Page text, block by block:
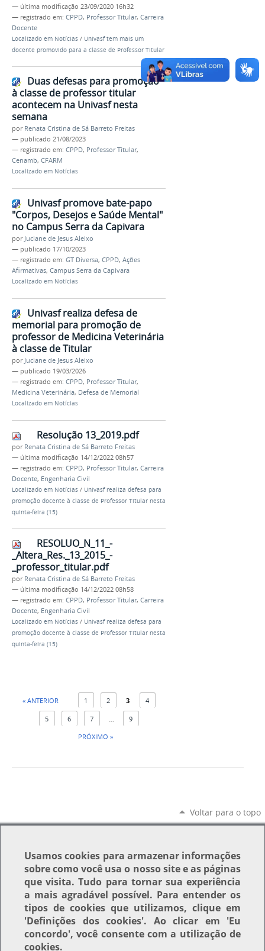
— última modificação 23/09/2020 16h32
— registrado em: CPPD, Professor Titular, Carreira
Docente
Localizado em Notícias / Univasf tem mais um
docente promovido para a classe de Professor Titular
Duas defesas para promoção
à classe de professor titular
acontecem na Univasf nesta
semana
por Renata Cristina de Sá Barreto Freitas
— publicado 21/08/2023
— registrado em: CPPD, Professor Titular,
Cenamb, CFARM
Localizado em Notícias
Univasf promove bate-papo
"Corpos, Desejos e Saúde Mental"
no Campus Serra da Capivara
por Juciane de Jesus Aleixo
— publicado 17/10/2023
— registrado em: GT Diversa, CPPD, Ações
Afirmativas, Campus Serra da Capivara
Localizado em Notícias
Univasf realiza defesa de
memorial para promoção de
professor de Medicina Veterinária
à classe de Titular
por Juciane de Jesus Aleixo
— publicado 19/03/2026
— registrado em: CPPD, Professor Titular,
Medicina Veterinária, Defesa de Memorial
Localizado em Notícias
Resolução 13_2019.pdf
por Renata Cristina de Sá Barreto Freitas
— última modificação 14/12/2022 08h57
— registrado em: CPPD, Professor Titular, Carreira
Docente, Engenharia Civil
Localizado em Notícias / Univasf realiza defesa para
promoção docente à classe de Professor Titular nesta
quinta-feira (15)
RESOLUO_N_11_-
_Altera_Res._13_2015_-
_professor_titular.pdf
por Renata Cristina de Sá Barreto Freitas
— última modificação 14/12/2022 08h58
— registrado em: CPPD, Professor Titular, Carreira
Docente, Engenharia Civil
Localizado em Notícias / Univasf realiza defesa para
promoção docente à classe de Professor Titular nesta
quinta-feira (15)
« ANTERIOR 1 2 3 4
5 6 7 ...
9
PRÓXIMO »
Voltar para o topo
Usamoscookies para armazenar informações
sobre como você usa o nosso site e as páginas
que visita. Tudo para tornar sua experiência
a mais agradável possível. Para entender os
tipos de cookies que utilizamos, clique em
'Definições dos cookies'. Ao clicar em 'Eu
concordo', você consente com a utilização de
cookies.